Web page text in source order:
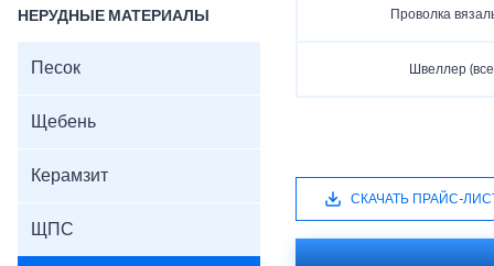
НЕРУДНЫЕ МАТЕРИАЛЫ
Песок
Щебень
Керамзит
ЩПС
Проволка
Швеллер
СКАЧАТЬ ПРАЙС-